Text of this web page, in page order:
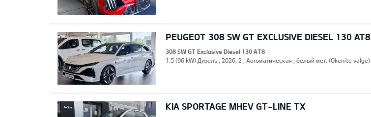
PEUGEOT 308 SW GT EXCLUSIVE DIESEL 130 AT8
308 SW GT Exclusive Diesel 130 AT8
1.5 (96 kW) Дизель , 2026, 2 , Автоматическая , белый мет. (Okenite valge)
KIA SPORTAGE MHEV GT-LINE TX